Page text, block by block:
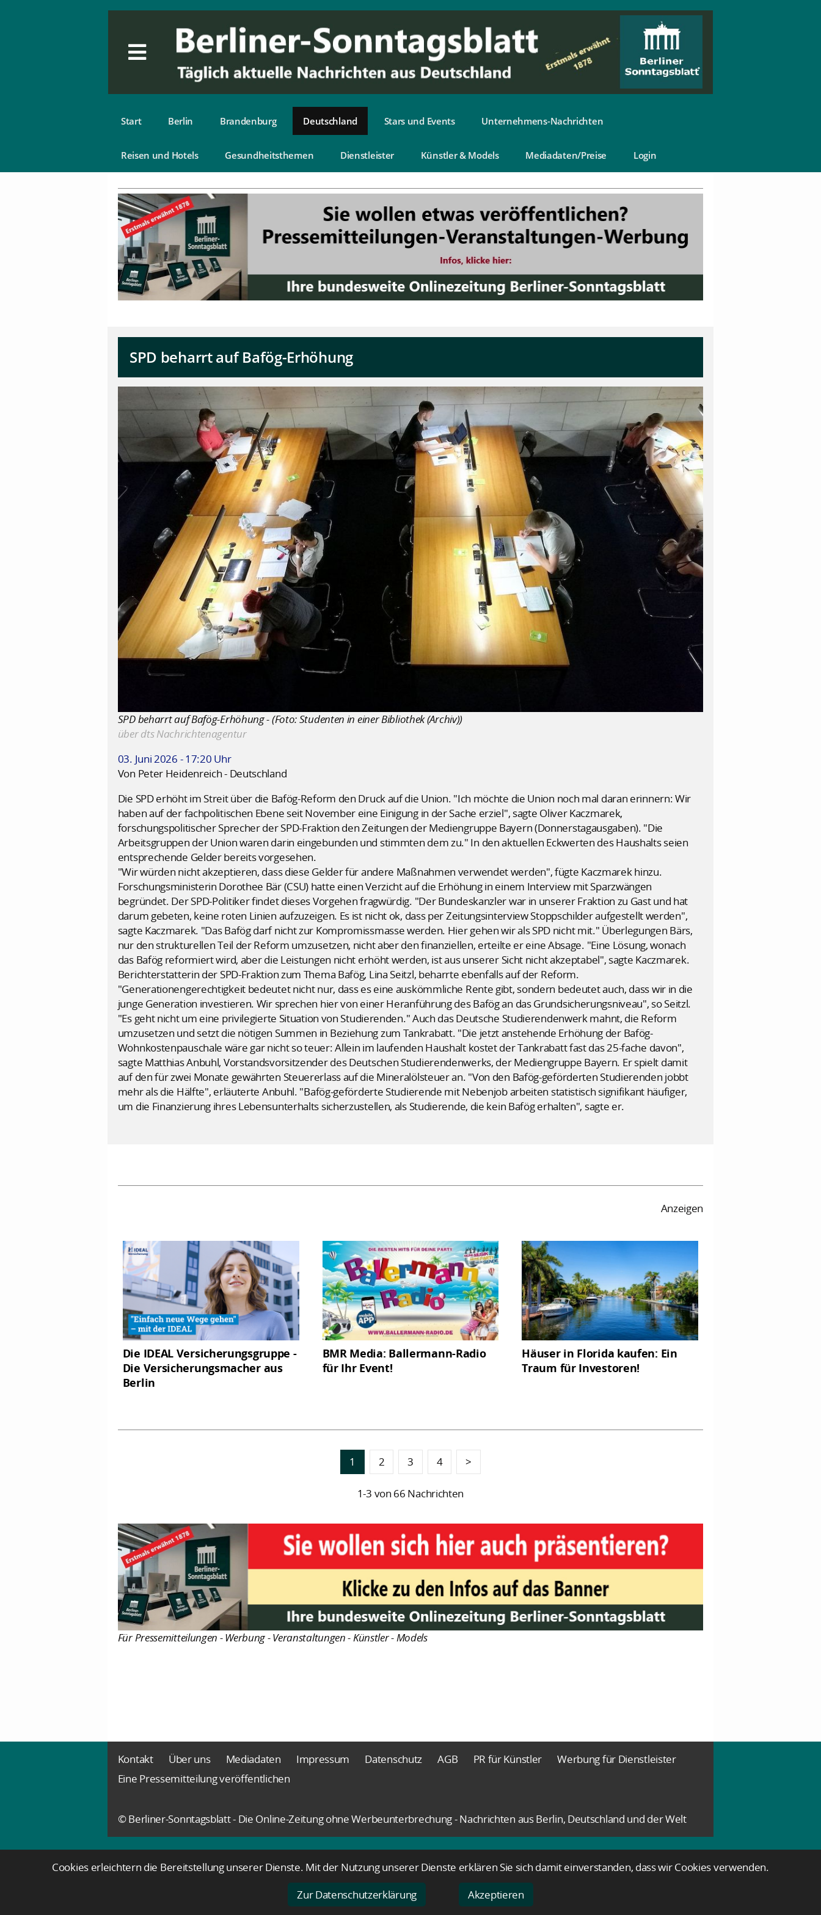
Start Berlin Brandenburg Deutschland Stars und Events Unternehmens-Nachrichten
Reisen und Hotels Gesundheitsthemen Dienstleister Künstler & Models Mediadaten/Preise Login
SPD beharrt auf Bafög-Erhöhung
SPD beharrt auf Bafög-Erhöhung - (Foto: Studenten in einer Bibliothek (Archiv))
über dts Nachrichtenagentur
03. Juni 2026 - 17:20 Uhr
Von Peter Heidenreich - Deutschland
Die SPD erhöht im Streit über die Bafög-Reform den Druck auf die Union. "Ich möchte die Union noch mal daran erinnern: Wir
haben auf der fachpolitischen Ebene seit November eine Einigung in der Sache erziel", sagte Oliver Kaczmarek,
forschungspolitischer Sprecher der SPD-Fraktion den Zeitungen der Mediengruppe Bayern (Donnerstagausgaben). "Die
Arbeitsgruppen der Union waren darin eingebunden und stimmten dem zu." In den aktuellen Eckwerten des Haushalts seien
entsprechende Gelder bereits vorgesehen.
"Wir würden nicht akzeptieren, dass diese Gelder für andere Maßnahmen verwendet werden", fügte Kaczmarek hinzu.
Forschungsministerin Dorothee Bär (CSU) hatte einen Verzicht auf die Erhöhung in einem Interview mit Sparzwängen
begründet. Der SPD-Politiker findet dieses Vorgehen fragwürdig. "Der Bundeskanzler war in unserer Fraktion zu Gast und hat
darum gebeten, keine roten Linien aufzuzeigen. Es ist nicht ok, dass per Zeitungsinterview Stoppschilder aufgestellt werden",
sagte Kaczmarek. "Das Bafög darf nicht zur Kompromissmasse werden. Hier gehen wir als SPD nicht mit." Überlegungen Bärs,
nur den strukturellen Teil der Reform umzusetzen, nicht aber den finanziellen, erteilte er eine Absage. "Eine Lösung, wonach
das Bafög reformiert wird, aber die Leistungen nicht erhöht werden, ist aus unserer Sicht nicht akzeptabel", sagte Kaczmarek.
Berichterstatterin der SPD-Fraktion zum Thema Bafög, Lina Seitzl, beharrte ebenfalls auf der Reform.
"Generationengerechtigkeit bedeutet nicht nur, dass es eine auskömmliche Rente gibt, sondern bedeutet auch, dass wir in die
junge Generation investieren. Wir sprechen hier von einer Heranführung des Bafög an das Grundsicherungsniveau", so Seitzl.
"Es geht nicht um eine privilegierte Situation von Studierenden." Auch das Deutsche Studierendenwerk mahnt, die Reform
umzusetzen und setzt die nötigen Summen in Beziehung zum Tankrabatt. "Die jetzt anstehende Erhöhung der Bafög-
Wohnkostenpauschale wäre gar nicht so teuer: Allein im laufenden Haushalt kostet der Tankrabatt fast das 25-fache davon",
sagte Matthias Anbuhl, Vorstandsvorsitzender des Deutschen Studierendenwerks, der Mediengruppe Bayern. Er spielt damit
auf den für zwei Monate gewährten Steuererlass auf die Mineralölsteuer an. "Von den Bafög-geförderten Studierenden jobbt
mehr als die Hälfte", erläuterte Anbuhl. "Bafög-geförderte Studierende mit Nebenjob arbeiten statistisch signifikant häufiger,
um die Finanzierung ihres Lebensunterhalts sicherzustellen, als Studierende, die kein Bafög erhalten", sagte er.
Anzeigen
Die IDEAL Versicherungsgruppe -
Die Versicherungsmacher aus
Berlin
BMR Media: Ballermann-Radio
für Ihr Event!
Häuser in Florida kaufen: Ein
Traum für Investoren!
1 2 3 4 >
1-3 von 66 Nachrichten
Für Pressemitteilungen - Werbung - Veranstaltungen - Künstler - Models
Kontakt Über uns Mediadaten Impressum Datenschutz AGB PR für Künstler
Werbung für Dienstleister
Eine Pressemitteilung veröffentlichen
© Berliner-Sonntagsblatt - Die Online-Zeitung ohne Werbeunterbrechung - Nachrichten aus Berlin, Deutschland und der Welt
Cookies erleichtern die Bereitstellung unserer Dienste. Mit der Nutzung unserer Dienste erklären Sie sich damit einverstanden, dass wir Cookies verwenden.
Zur Datenschutzerklärung
Akzeptieren